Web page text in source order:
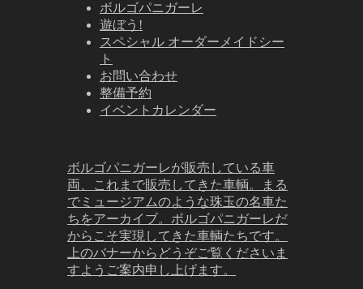
ボルゴパニガーレ
遊ぼう!
スペシャル オーダーメイドシー
ト
お問い合わせ
整備予約
イベントカレンダー
ボルゴパニガーレが販売している車
両、これまで販売してきた車輌。まる
でミュージアムのような珠玉の名車た
ちをアーカイブ。ボルゴパニガーレだ
からこそ実現してきた車輌たちです。
上のバナーからどうぞご覧くださいま
すようご案内申し上げます。